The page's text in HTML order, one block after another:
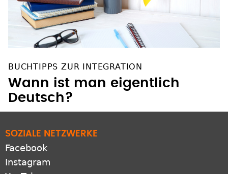
BUCHTIPPS ZUR INTEGRATION
Wann ist man eigentlich
Deutsch?
SOZIALE NETZWERKE
Facebook
Instagram